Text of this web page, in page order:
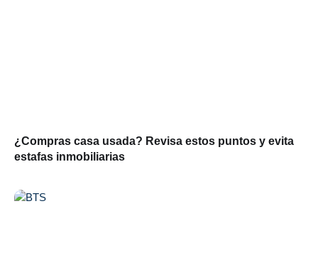
¿Compras casa usada? Revisa estos puntos y evita
estafas inmobiliarias